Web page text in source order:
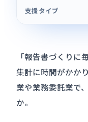
支援タイプ
「報告書づくりに
集計に時間がかか
業や業務委託業で
か。